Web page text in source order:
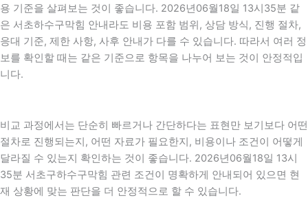
용 기준을 살펴보는 것이 좋습니다. 2026년06월18일 13시35분 같
은 서초하수구막힘 안내라도 비용 포함 범위, 상담 방식, 진행 절차,
응대 기준, 제한 사항, 사후 안내가 다를 수 있습니다. 따라서 여러 정
보를 확인할 때는 같은 기준으로 항목을 나누어 보는 것이 안정적입
니다.
비교 과정에서는 단순히 빠르거나 간단하다는 표현만 보기보다 어떤
절차로 진행되는지, 어떤 자료가 필요한지, 비용이나 조건이 어떻게
달라질 수 있는지 확인하는 것이 좋습니다. 2026년06월18일 13시
35분 서초구하수구막힘 관련 조건이 명확하게 안내되어 있으면 현
재 상황에 맞는 판단을 더 안정적으로 할 수 있습니다.